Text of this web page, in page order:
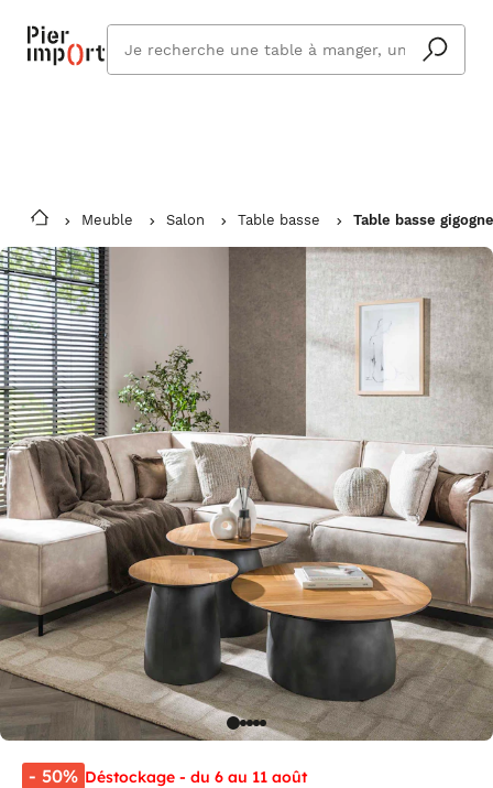
Vous êtes absent ? Pier Import s'adapte
et vous livre à votre retour.
En savoir plus
cherchez
vous ?
Meuble Salon Table basse Table basse gigogne
- 50% Déstockage - du 6 au 11 août